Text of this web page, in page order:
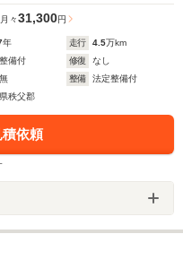
月々31,300円
年 走行 4.5万km
備付 修復
なし
整備
法定整備付
秩父郡
依頼